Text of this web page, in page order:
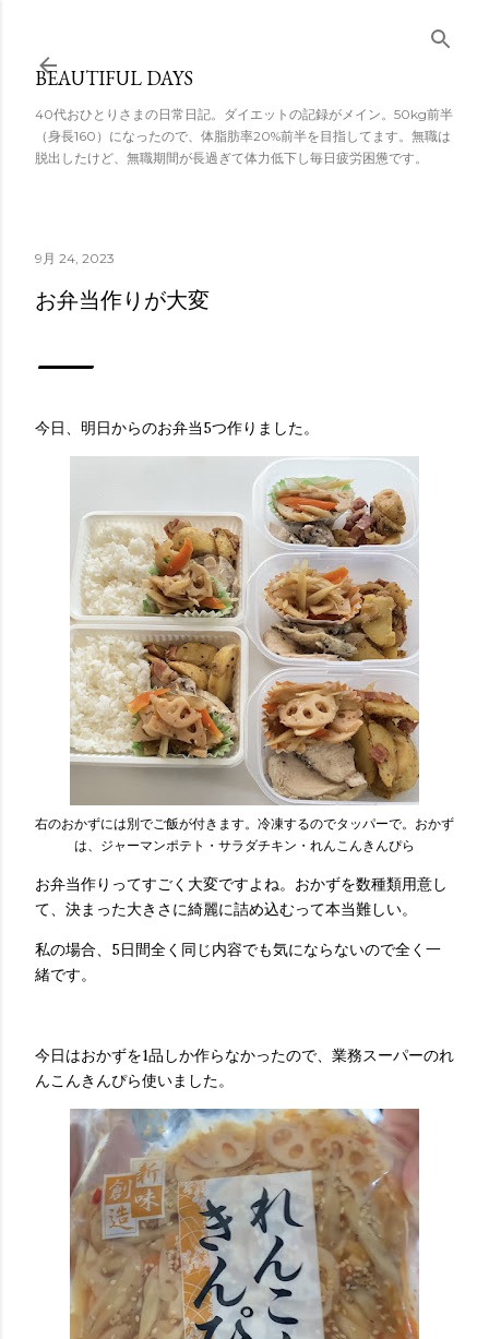
スキップしてメ
イン コンテンツ
に移動
BEAUTIFUL DAYS
40代おひとりさまの日常日記。ダイエットの記録がメイン。50kg前半
（身長160）になったので、体脂肪率20%前半を目指してます。無職は
脱出したけど、無職期間が長過ぎて体力低下し毎日疲労困憊です。
9月 24, 2023
お弁当作りが大変
今日、明日からのお弁当5つ作りました。
右のおかずには別でご飯が付きます。冷凍するのでタッパーで。おかず
は、ジャーマンポテト・サラダチキン・れんこんきんぴら
お弁当作りってすごく大変ですよね。おかずを数種類用意し
て、決まった大きさに綺麗に詰め込むって本当難しい。
私の場合、5日間全く同じ内容でも気にならないので全く一
緒です。
今日はおかずを1品しか作らなかったので、業務スーパーのれ
んこんきんぴら使いました。